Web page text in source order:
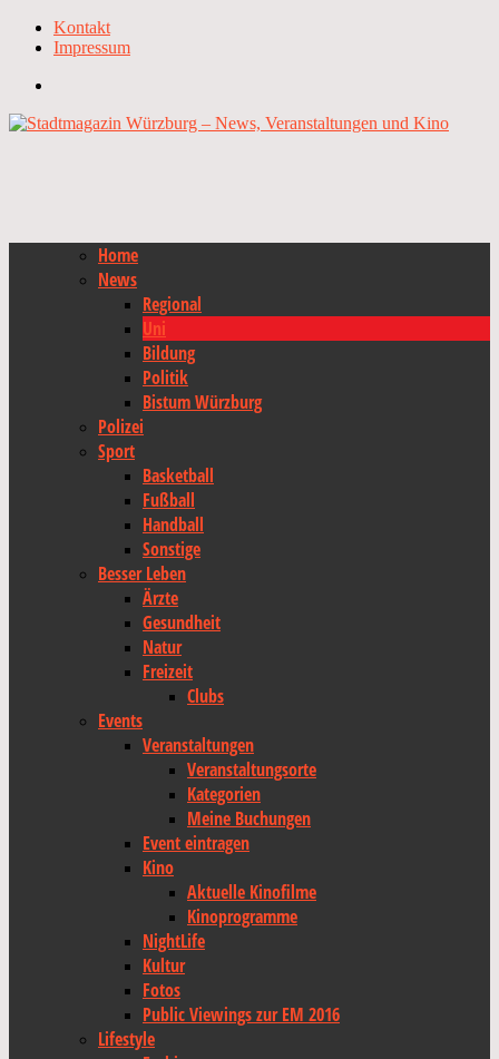
Kontakt
Impressum
Home
News
Regional
Uni
Bildung
Politik
Bistum Würzburg
Polizei
Sport
Basketball
Fußball
Handball
Sonstige
Besser Leben
Ärzte
Gesundheit
Natur
Freizeit
Clubs
Events
Veranstaltungen
Veranstaltungsorte
Kategorien
Meine Buchungen
Event eintragen
Kino
Aktuelle Kinofilme
Kinoprogramme
NightLife
Kultur
Fotos
Public Viewings zur EM 2016
Lifestyle